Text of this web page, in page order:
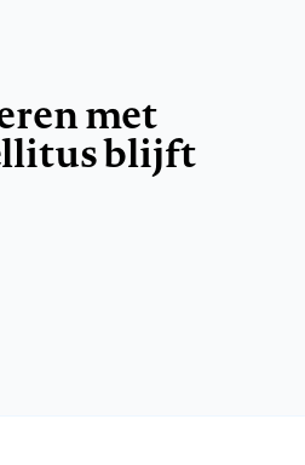
met
blijft